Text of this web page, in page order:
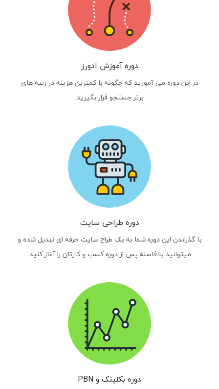
دوره آموزش ادورز
در این دوره می آموزید که چگونه با کمترین هزینه در رتبه های
برتر جستجو قرار بگیرید.
دوره طراحی سایت
با گذراندن این دوره شما به یک طراح سایت حرفه ای تبدیل شده و
میتوانید بلافاصله پس از دوره کسب و کارتان را آغاز کنید.
دوره بکلینک و PBN